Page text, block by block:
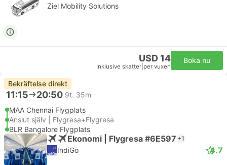
Ziel Mobility Solutions
USD 14
Inklusive skatter per vuxen
Boka nu
Bekräftelse direkt
11:15 20:50 9t. 35m
MAA Chennai Flygplats
Anslut själv | Flygresa+Flygresa
BLR Bangalore Flygplats
Ekonomi | Flygresa #6E597 +1
IndiGo 4.7